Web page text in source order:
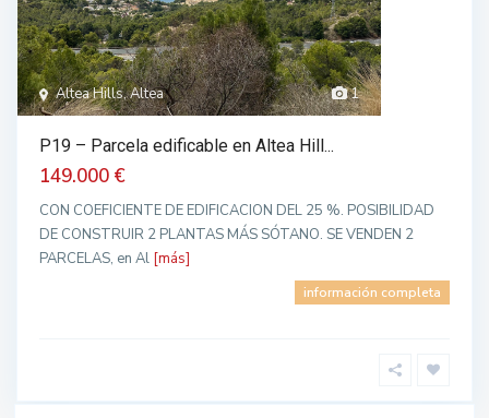
1
Altea Hills, Altea
P19 – Parcela edificable en Altea Hill...
149.000 €
CON COEFICIENTE DE EDIFICACION DEL 25 %. POSIBILIDAD
DE CONSTRUIR 2 PLANTAS MÁS SÓTANO. SE VENDEN 2
PARCELAS, en Al [más]
información completa